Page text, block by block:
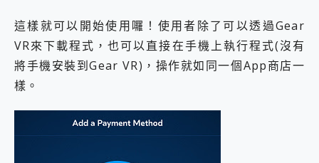
這樣就可以開始使用囉！使用者除了可以透過Gear
VR來下載程式，也可以直接在手機上執行程式(沒有
將手機安裝到Gear VR)，操作就如同一個App商店一
樣。